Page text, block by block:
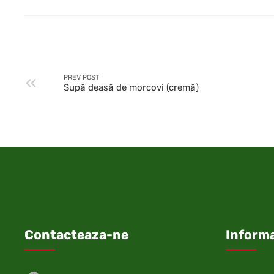
PREV POST
Supă deasă de morcovi (cremă)
Contacteaza-ne